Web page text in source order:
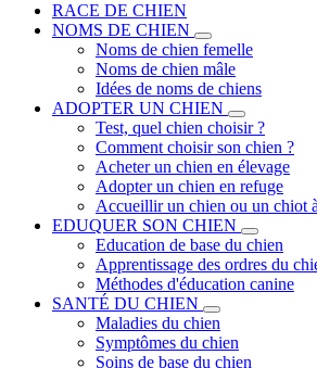
RACE DE CHIEN
NOMS DE CHIEN
Noms de chien femelle
Noms de chien mâle
Idées de noms de chiens
ADOPTER UN CHIEN
Test, quel chien choisir ?
Comment choisir son chien ?
Acheter un chien en élevage
Adopter un chien en refuge
Accueillir un chien ou un chiot
EDUQUER SON CHIEN
Education de base du chien
Apprentissage des ordres du
Méthodes d'éducation canine
SANTÉ DU CHIEN
Maladies du chien
Symptômes du chien
Soins de base du chien